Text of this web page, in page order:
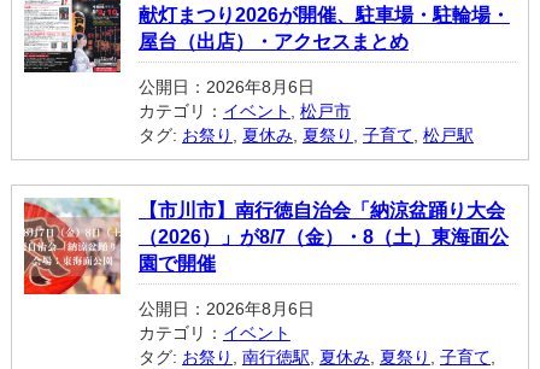
献灯まつり2026が開催、駐車場・駐輪場・
屋台（出店）・アクセスまとめ
公開日：2026年8月6日
カテゴリ： イベント
松戸市
タグ: お祭り 夏休み, 夏祭り 子育て 松戸駅
【市川市】南行徳自治会「納涼盆踊り大会
（2026）」が8/7（金）・8（土）東海面公
園で開催
公開日：2026年8月6日
カテゴリ： イベント
タグ: お祭り 南行徳駅 夏休み, 夏祭り 子育て